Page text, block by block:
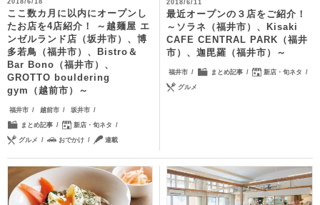
2018/6/18
ここ数カ月に以内にオープンし
たお店を4店紹介！ ～越麺屋 エ
ンゼルランド店（坂井市）、博
多若鳥（福井市）、Bistro＆
Bar Bono（福井市）、
GROTTO bouldering
gym（越前市）～
福井市 越前市 坂井市
まとめ記事 新店・旬ネタ
グルメ おでかけ 連載
2018/6/11
最近オープンの３店をご紹介！
～ソラネ（福井市）、Kisaki
CAFE CENTRAL PARK（福井
市）、迦毘羅（福井市）～
福井市 まとめ記事 新店・旬ネタ
グルメ